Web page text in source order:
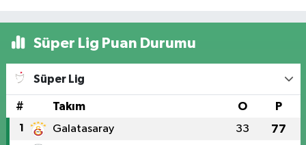
Süper Lig Puan Durumu
Süper Lig
# Takım O P
1 Galatasaray 33 77